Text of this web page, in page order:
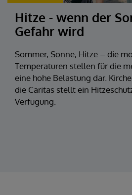
Hitze - wenn der
Gefahr wird
Sommer, Sonne, Hitze – die
Temperaturen stellen für die
eine hohe Belastung dar.
die Caritas stellt ein
Verfügung.